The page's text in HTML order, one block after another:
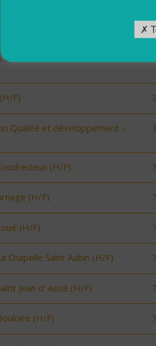
SOCIALE ET
du Loir et Cher (H/F)
DOMICILE - LOUVIGNE DU
F)
Qualité et développement -
(H/F)
(H/F)
(H/F)
Chapelle Saint Aubin (H/F)
Jean d' Assé (H/F)
(H/F)